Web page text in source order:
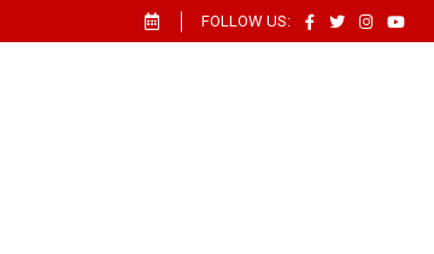
FOLLOW US: